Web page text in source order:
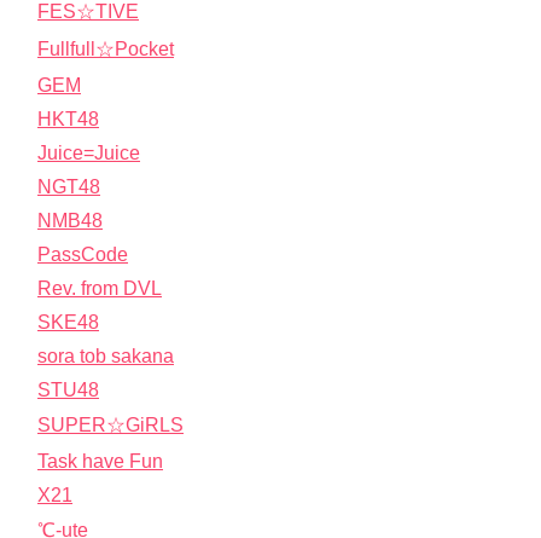
FES☆TIVE
Fullfull☆Pocket
GEM
HKT48
Juice=Juice
NGT48
NMB48
PassCode
Rev. from DVL
SKE48
sora tob sakana
STU48
SUPER☆GiRLS
Task have Fun
X21
℃-ute